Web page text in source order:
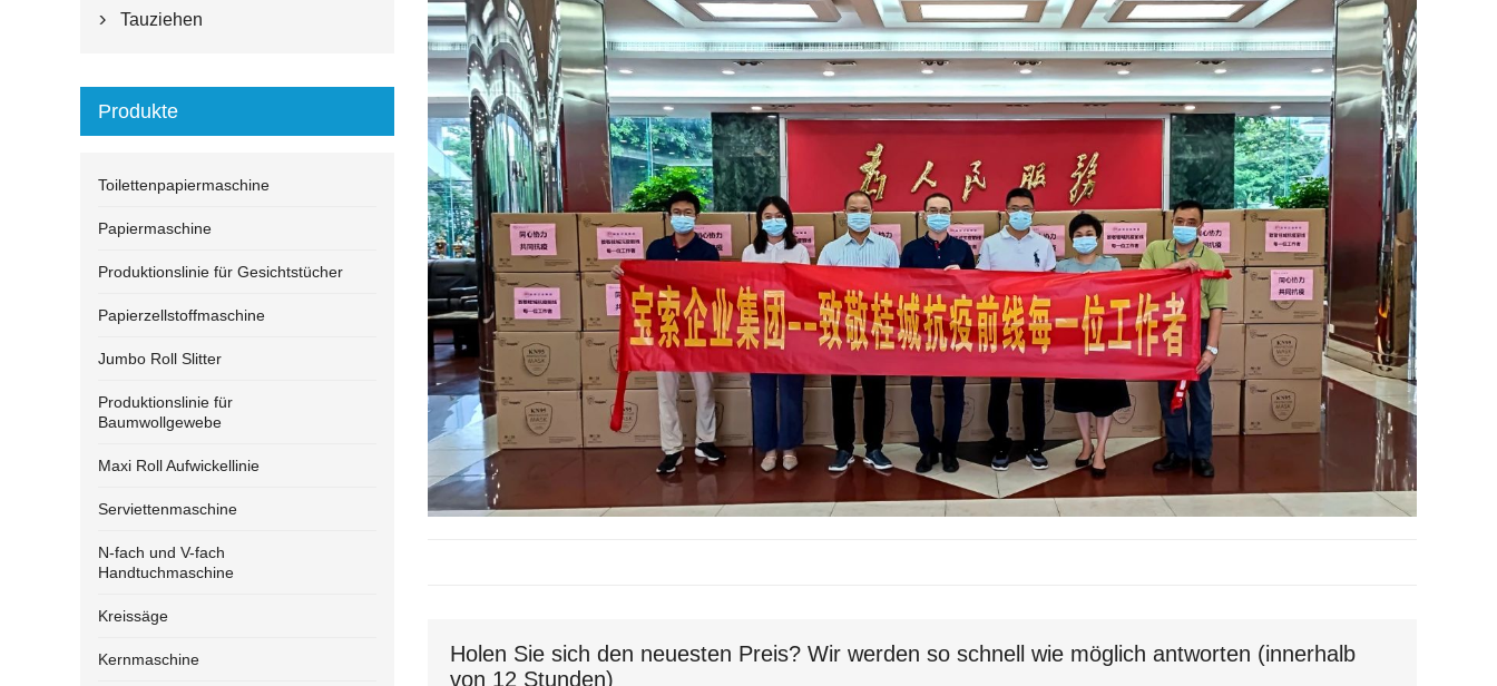
Holen Sie sich den neuesten Preis? Wir werden so schnell wie möglich antworten (innerhalb
von 12 Stunden)
 Tauziehen
Produkte
Toilettenpapiermaschine
Papiermaschine
Produktionslinie für Gesichtstücher
Papierzellstoffmaschine
Jumbo Roll Slitter
Produktionslinie für
Baumwollgewebe
Maxi Roll Aufwickellinie
Serviettenmaschine
N-fach und V-fach
Handtuchmaschine
Kreissäge
Kernmaschine